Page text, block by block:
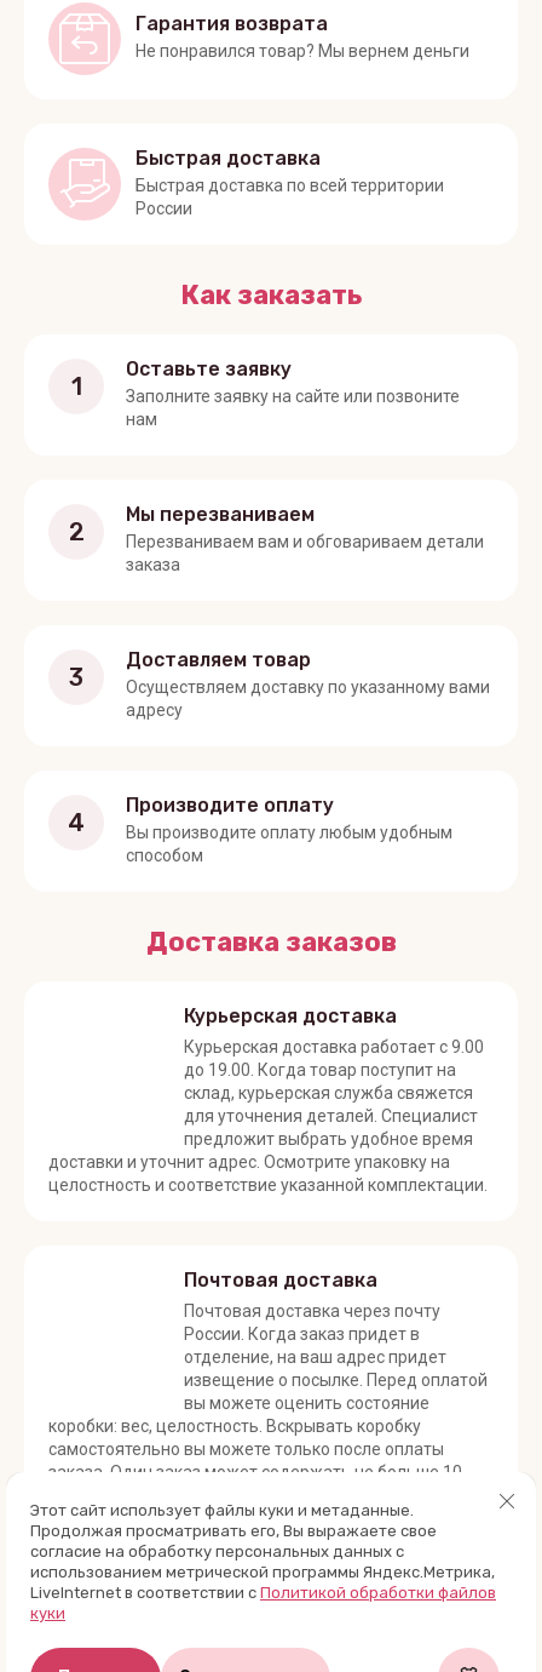
Гарантия возврата
Не понравился товар? Мы вернем деньги
Быстрая доставка
Быстрая доставка по всей территории
России
Как заказать
1
Оставьте заявку
Заполните заявку на сайте или позвоните
нам
2
Мы перезваниваем
Перезваниваем вам и обговариваем детали
заказа
3
Доставляем товар
Осуществляем доставку по указанному вами
адресу
4
Производите оплату
Вы производите оплату любым удобным
способом
Доставка заказов
Курьерская доставка
Курьерская доставка работает с 9.00
до 19.00. Когда товар поступит на
склад, курьерская служба свяжется
для уточнения деталей. Специалист
предложит выбрать удобное время
доставки и уточнит адрес. Осмотрите упаковку на
целостность и соответствие указанной комплектации.
Почтовая доставка
Почтовая доставка через почту
России. Когда заказ придет в
отделение, на ваш адрес придет
извещение о посылке. Перед оплатой
вы можете оценить состояние
коробки: вес, целостность. Вскрывать коробку
самостоятельно вы можете только после оплаты
заказа. Один заказ может содержать не больше 10
000 р.
Этот сайт использует файлы куки и метаданные.
Продолжая просматривать его, Вы выражаете свое
согласие на обработку персональных данных с
использованием метрической программы Яндекс.Метрика,
LiveInternet в соответствии с Политикой обработки файлов
куки